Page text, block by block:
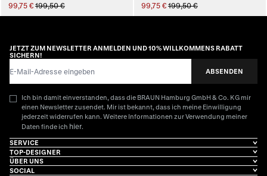
99,75 € 199,50 € 99,75 € 199,50 €
JETZT ZUM NEWSLETTER ANMELDEN UND 10% WILLKOMMENS RABATT
SICHERN!
ABSENDEN
Ich bin damit einverstanden, dass die BRAUN Hamburg GmbH & Co. KG mir
einen Newsletter zusendet. Mir ist bekannt, dass ich meine Einwilligung
jederzeit widerrufen kann. Weitere Informationen zur Verwendung meiner
Daten finde ich hier.
SERVICE
TOP-DESIGNER
ÜBER UNS
SOCIAL